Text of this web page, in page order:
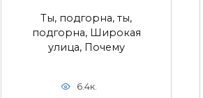
Ты, подгорна, ты,
подгорна, Широкая
улица, Почему
6.4к.